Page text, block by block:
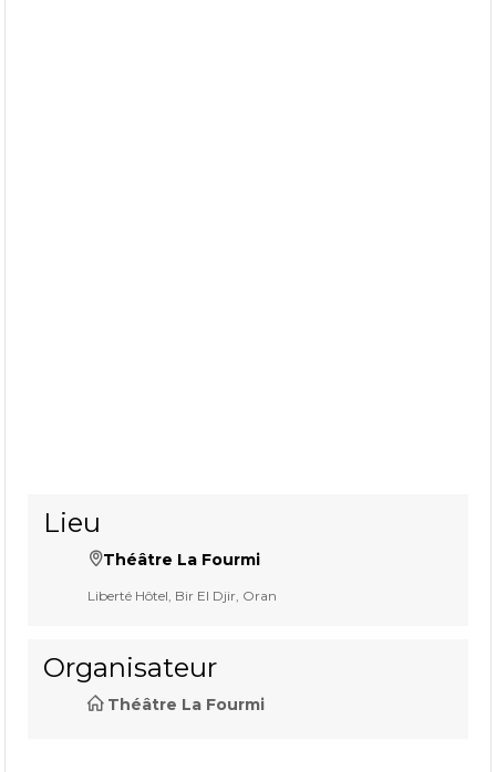
Lieu
Théâtre La Fourmi
Liberté Hôtel, Bir El Djir, Oran
Organisateur
Théâtre La Fourmi